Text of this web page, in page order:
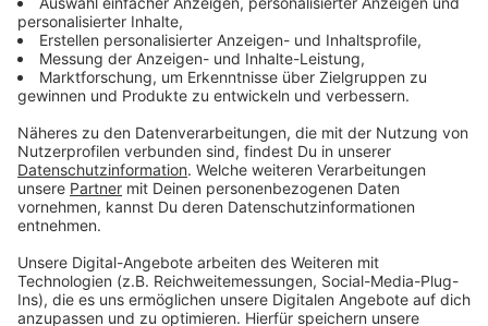
Berger Allee 25
Behrenstraße 62
Am Ökotop 23
Oelser Straße 17